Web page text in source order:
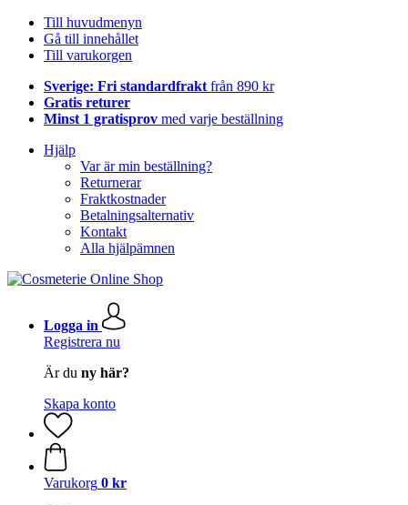
Till huvudmenyn
Gå till innehållet
Till varukorgen
Sverige: Fri standardfrakt från 890 kr
Gratis returer
Minst 1 gratisprov med varje beställning
Hjälp
Var är min beställning?
Returnerar
Fraktkostnader
Betalningsalternativ
Kontakt
Alla hjälpämnen
Logga in
Registrera nu
Är du ny här?
Skapa konto
Varukorg 0 kr